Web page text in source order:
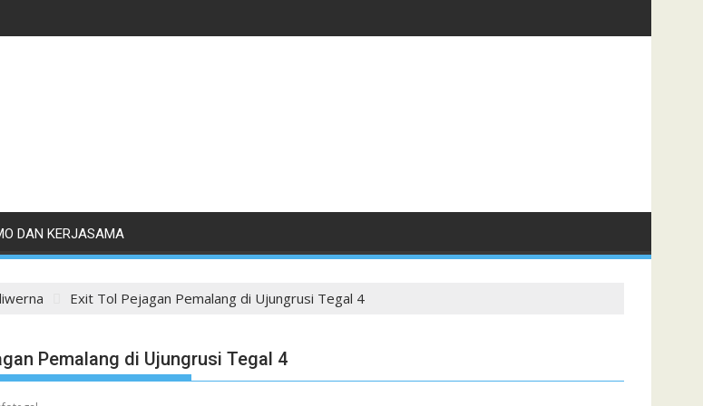
DAN KERJASAMA
Exit Tol Pejagan Pemalang di Ujungrusi Tegal 4
Pemalang di Ujungrusi Tegal 4